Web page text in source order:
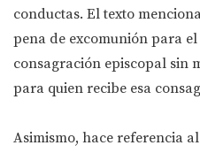
conductas. El texto
pena de excomunión para
consagración episcopal sin
para quien recibe esa
Asimismo, hace referencia al